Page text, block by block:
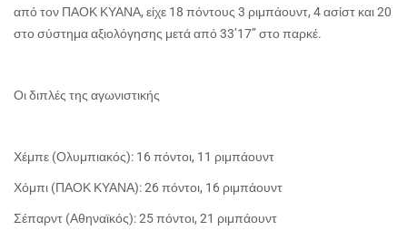
από τον ΠΑΟΚ ΚΥΑΝΑ, είχε 18 πόντους 3 ριμπάουντ, 4 ασίστ και 20
στο σύστημα αξιολόγησης μετά από 33’17’’ στο παρκέ.
Οι διπλές της αγωνιστικής
Χέμπε (Ολυμπιακός): 16 πόντοι, 11 ριμπάουντ
Χόμπι (ΠΑΟΚ ΚΥΑΝΑ): 26 πόντοι, 16 ριμπάουντ
Σέπαρντ (Αθηναϊκός): 25 πόντοι, 21 ριμπάουντ